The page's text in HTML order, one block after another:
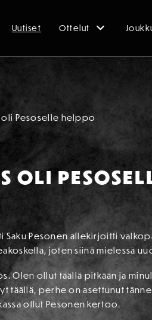
Uutiset Ottelut
oli Pesoselle helppo
OLI
Saku Pesonen allekirjoitti
joten siinä mielessä
Olen ollut täällä pitkään ja
täällä, perhe on asettunut
ollut Pesonen kertoo.